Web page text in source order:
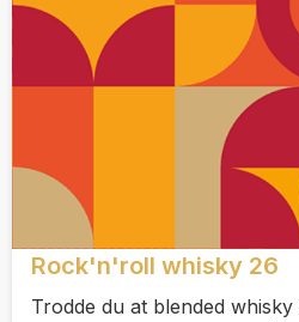
Rock'n'roll whisky 26
Trodde du at blended